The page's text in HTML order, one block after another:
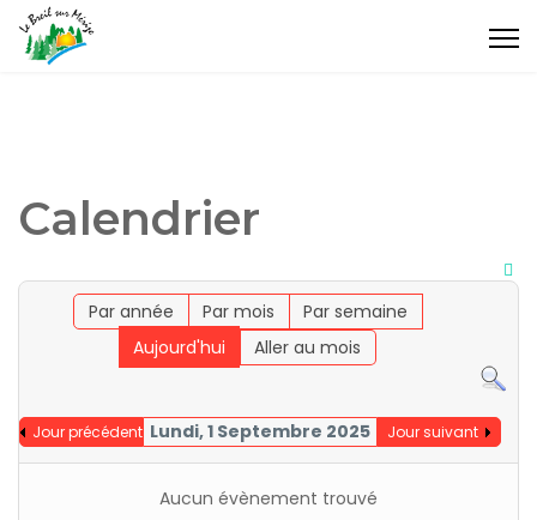
Calendrier
Par année Par mois
Par semaine
Aujourd'hui
Aller au mois
Jour précédent Lundi, 1 Septembre 2025 Jour suivant
Aucun évènement trouvé